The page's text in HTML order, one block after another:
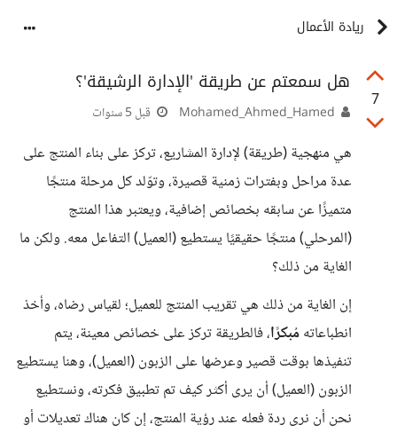
ريادة الأعمال
7
هل سمعتم عن طريقة 'الإدارة الرشيقة'؟
قبل 5 سنوات
هي منهجية (طريقة) لإدارة المشاريع، تركز على بناء المنتج على
عدة مراحل وبفترات زمنية قصيرة، وتوّلد كل مرحلة منتجًا
متميزًا عن سابقه بخصائص إضافية، ويعتبر هذا المنتج
(المرحلي) منتجًا حقيقيًا يستطيع (العميل) التفاعل معه. ولكن ما
الغاية من ذلك؟
إن الغاية من ذلك هي تقريب المنتج للعميل؛ لقياس رضاه، وأخذ
انطباعاتهمُبكرًا، فالطريقة تركز على خصائص معينة، يتم
تنفيذها بوقت قصير وعرضها على الزبون (العميل)، وهنا يستطيع
الزبون (العميل) أن يرى أكثر كيف تم تطبيق فكرته، ونستطيع
نحن أن نرى ردة فعله عند رؤية المنتج، إن كان هناك تعديلات أو